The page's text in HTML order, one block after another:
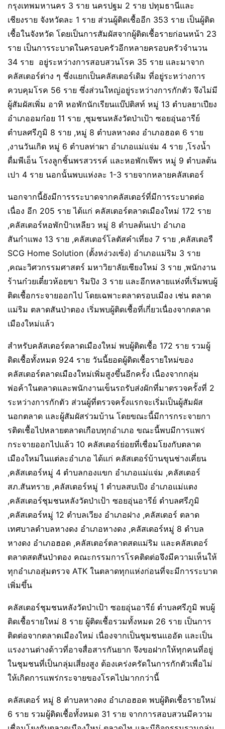
กรุงเทพมหานคร 3 ราย นครปฐม 2 ราย ปทุมธานีและ
เชียงราย จังหวัดละ 1 ราย ส่วนผู้ติดเชื้ออีก 353 ราย เป็นผู้ติด
เชื้อในจังหวัด โดยเป็นการสัมผัสจากผู้ติดเชื้อรายก่อนหน้า 23
ราย เป็นการระบาดในครอบครัวอีกหลายครอบครัวจำนวน
34 ราย อยู่ระหว่างการสอบสวนโรค 35 ราย และมาจาก
คลัสเตอร์ต่าง ๆ ซึ่งแยกเป็นคลัสเตอร์เดิม ที่อยู่ระหว่างการ
ควบคุมโรค 56 ราย ซึ่งส่วนใหญ่อยู่ระหว่างการกักตัว จึงไม่มี
ผู้สัมผัสเพิ่ม อาทิ หอพักนักเรียนแบ๊ปติสท์ หมู่ 13 ตำบลยาเปียง
อำเภออมก๋อย 11 ราย ,ชุมชนหลังวัดป่าเป้า ซอยอุ่นอารีย์
ตำบลศรีภูมิ 8 ราย ,หมู่ 8 ตำบลหางดง อำเภอฮอด 6 ราย
,งานวันเกิด หมู่ 6 ตำบลท่าผา อำเภอแม่แจ่ม 4 ราย ,โรงน้ำ
ดื่มพีเอ็น โรงลูกชิ้นพรสวรรค์ และหอพักเจ๊พร หมู่ 9 ตำบลต้น
เปา 4 ราย นอกนั้นพบแห่งละ 1-3 รายจากหลายคลัสเตอร์
นอกจากนี้ยังมีการรระบาดจากคลัสเตอร์ที่มีการระบาดต่อ
เนื่อง อีก 205 ราย ได้แก่ คลัสเตอร์ตลาดเมืองใหม่ 172 ราย
,คลัสเตอร์หอพักป้าเหลียว หมู่ 8 ตำบลต้นเปา อำเภอ
สันกำแพง 13 ราย ,คลัสเตอร์โลตัสคำเที่ยง 7 ราย ,คลัสเตอรื
SCG Home Solution (ตั้งหง่วงเซ้ง) อำเภอแม่ริม 3 ราย
,คณะวิศวกรรมศาสตร์ มหาวิยาลัยเชียงใหม่ 3 ราย ,พนักงาน
ร้านก๋วยเตี๋ยวห้อยขา ริมปิง 3 ราย และอีกหลายแห่งที่เริ่มพบผู้
ติดเชื้อกระจายออกไป โดยเฉพาะตลาดรอบเมือง เช่น ตลาด
แม่ริม ตลาดสันป่าตอง เริ่มพบผู้ติดเชื้อที่เกี่ยวเนื่องจากตลาด
เมืองใหม่แล้ว
สำหรับคลัสเตอร์ตลาดเมืองใหม่ พบผู้ติดเชื้อ 172 ราย รวมผู้
ติดเชื้อทั้งหมด 924 ราย วันนี้ยอดผู้ติดเชื้อรายใหม่ของ
คลัสเตอร์ตลาดเมืองใหม่เพิ่มสูงขึ้นอีกครั้ง เนื่องจากกลุ่ม
พ่อค้าในตลาดและพนักงานเข็นรถรับส่งผักที่มาตรวจครั้งที่ 2
ระหว่างการกักตัว ส่วนผู้ที่ตรวจครั้งแรกจะเริ่มเป็นผู้สัมผัส
นอกตลาด และผู้สัมผัสร่วมบ้าน โดยขณะนี้มีการกระจายกา
รติดเชื้อไปหลายตลาดเกือบทุกอำเภอ ขณะนี้พบมีการแพร่
กระจายออกไปแล้ว 10 คลัสเตอร์ย่อยที่เชื่อมโยงกับตลาด
เมืองใหม่ในแต่ละอำเภอ ได้แก่ คลัสเตอร์บ้านขุนช่างเคี่ยน
,คลัสเตอร์หมู่ 4 ตำบลกองแขก อำเภอแม่แจ่ม ,คลัสเตอร์
สภ.สันทราย ,คลัสเตอร์หมู่ 1 ตำบลสบเปิง อำเภอแม่แตง
,คลัสเตอร์ชุมชนหลังวัดป่าเป้า ซอยอุ่นอารีย์ ตำบลศรีภูมิ
,คลัสเตอร์หมู่ 12 ตำบลเวียง อำเภอฝาง ,คลัสเตอร์ ตลาด
เทศบาลตำบลหางดง อำเภอหางดง ,คลัสเตอร์หมู่ 8 ตำบล
หางดง อำเภอฮอด ,คลัสเตอร์ตลาดสดแม่ริม และคลัสเตอร์
ตลาดสดสันป่าตอง คณะกรรมการโรคติดต่อจึงมีความเห็นให้
ทุกอำเภอสุ่มตรวจ ATK ในตลาดทุกแห่งก่อนที่จะมีการระบาด
เพิ่มขึ้น
คลัสเตอร์ชุมชนหลังวัดป่าเป้า ซอยอุ่นอารีย์ ตำบลศรีภูมิ พบผู้
ติดเชื้อรายใหม่ 8 ราย ผู้ติดเชื้อรวมทั้งหมด 26 ราย เป็นการ
ติดต่อจากตลาดเมืองใหม่ เนื่องจากเป็นชุมชนแออัด และเป็น
แรงงานต่างด้าวที่อาจสื่อสารกันยาก จึงขอฝากให้ทุกคนที่อยู่
ในชุมชนที่เป็นกลุ่มเสี่ยงสูง ต้องเคร่งครัดในการกักตัวเพื่อไม่
ให้เกิดการแพร่กระจายของโรคไปมากกว่านี้
คลัสเตอร์ หมู่ 8 ตำบลหางดง อำเภอฮอด พบผู้ติดเชื้อรายใหม่
6 ราย รวมผู้ติดเชื้อทั้งหมด 31 ราย จากการสอบสวนมีความ